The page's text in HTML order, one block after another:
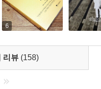
과소평가하는 게 아닌지
능력과 삶의 지표를 발견하
실패를 새롭게 보는 법은
법, 삶을 망치는 착각에서
6
리뷰 (158)